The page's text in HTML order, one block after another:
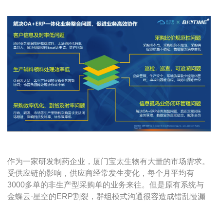
作为一家研发制药企业，厦门宝太生物有大量的市场需求。
受供应链的影响，供应商经常发生变化，每个月平均有
3000多单的非生产型采购单的业务来往。但是原有系统与
金蝶云·星空的ERP割裂，群组模式沟通很容造成错乱慢漏